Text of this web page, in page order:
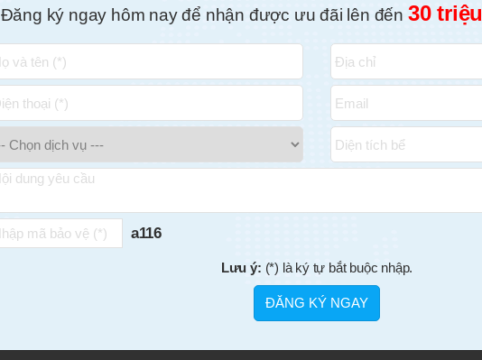
Đăng ký ngay hôm nay để nhận được ưu đãi lên đến 30 triệu
a116
Lưu ý: (*) là ký tự bắt buộc nhập.